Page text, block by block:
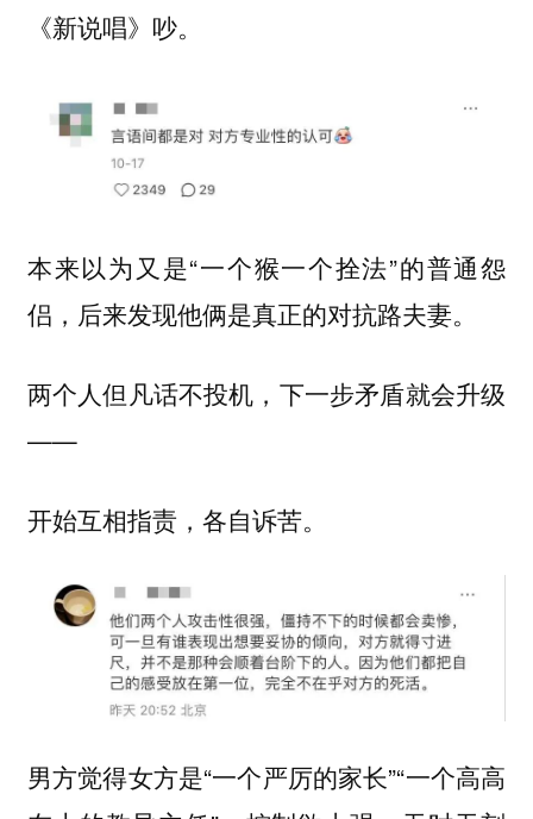
《新说唱》吵。
本来以为又是“一个猴一个拴法”的普通怨
侣，后来发现他俩是真正的对抗路夫妻。
两个人但凡话不投机，下一步矛盾就会升级
——
开始互相指责，各自诉苦。
男方觉得女方是“一个严厉的家长”“一个高高